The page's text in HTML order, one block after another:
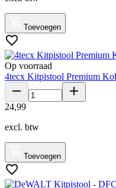
Toevoegen
Op voorraad
4tecx Kitpistool Premium
24,99
excl. btw
Toevoegen